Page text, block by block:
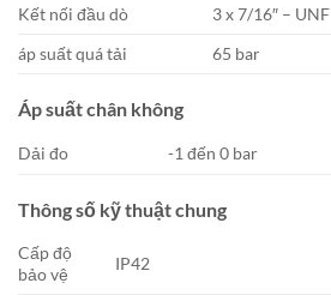
Kết nối đầu dò
3 x 7/16″ – UNF
áp suất quá tải
65 bar
Áp suất chân không
Dải đo -1 đến 0 bar
Thông số kỹ thuật chung
Cấp độ
bảo vệ
IP42